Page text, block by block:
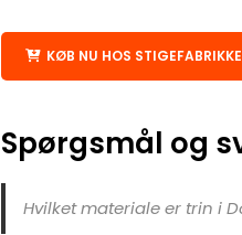
KØB NU HOS
Spørgsmål og
Hvilket materiale er trin i